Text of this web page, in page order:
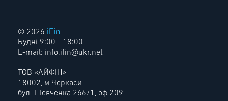
© 2026 iFin
Будні 9:00 - 18:00
E-mail: info.ifin@ukr.net
ТОВ «АЙФІН»
18002, м.Черкаси
бул. Шевченка 266/1, оф.209